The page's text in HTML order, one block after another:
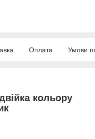
Оплата Умови
кольору